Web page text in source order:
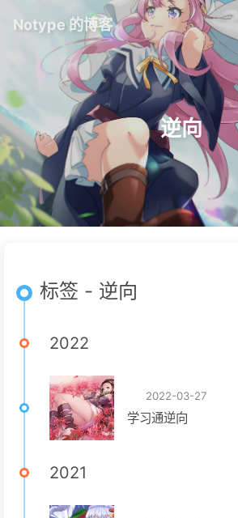
Notype 的博客
逆向
标签 - 逆向
2022
2022-03-27
学习通逆向
2021